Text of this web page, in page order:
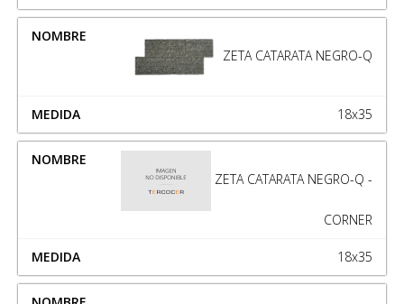
ZETA CATARATA NEGRO-Q
18x35
ZETA CATARATA NEGRO-Q -
CORNER
18x35